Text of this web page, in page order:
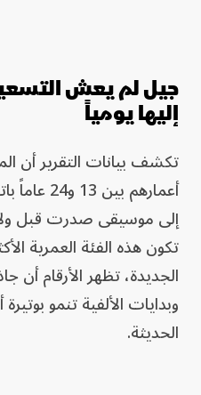
جيل لم يعش
إليها يومياً
تكشف بيانات التقرير أن
أعمارهم
إلى موسيقى صدرت قبل
تكون هذه الفئة العمرية
الجديدة، تظهر الأرقام أن
وبدايات الألفية تنمو
الحديثة.